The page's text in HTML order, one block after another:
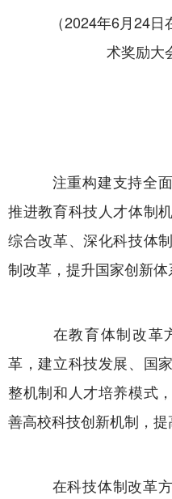
（2024年6月24
术奖励大
注重构建支持全
推进教育科技人才体制
综合改革、深化科技体
制改革，提升国家创新体
在教育体制改革
革，建立科技发展、国
整机制和人才培养模式
善高校科技创新机制，提
在科技体制改革